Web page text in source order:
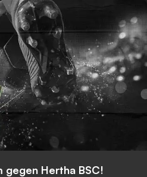
gegen Hertha BSC!